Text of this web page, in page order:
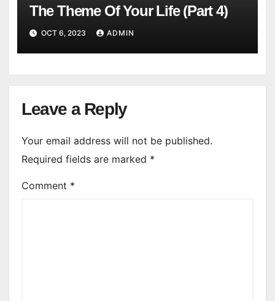
The Theme Of Your Life (Part 4)
OCT 6, 2023 ADMIN
Leave a Reply
Your email address will not be published.
Required fields are marked *
Comment *